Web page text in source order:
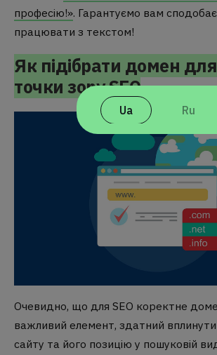
Ua Ru
професію!». Гарантуємо вам
працювати з текстом!
Як підібрати домен
точки зору SEO
Очевидно, що для SEO коректне
важливий елемент, здатний
сайту та його позицію у пошуковій